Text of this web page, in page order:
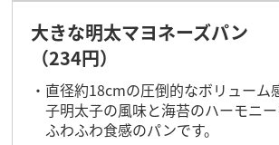
大きな明太マヨネーズパン
（234円）
直径約18cmの圧倒的なボリューム
子明太子の風味と海苔のハーモニ
ふわふわ食感のパンです。